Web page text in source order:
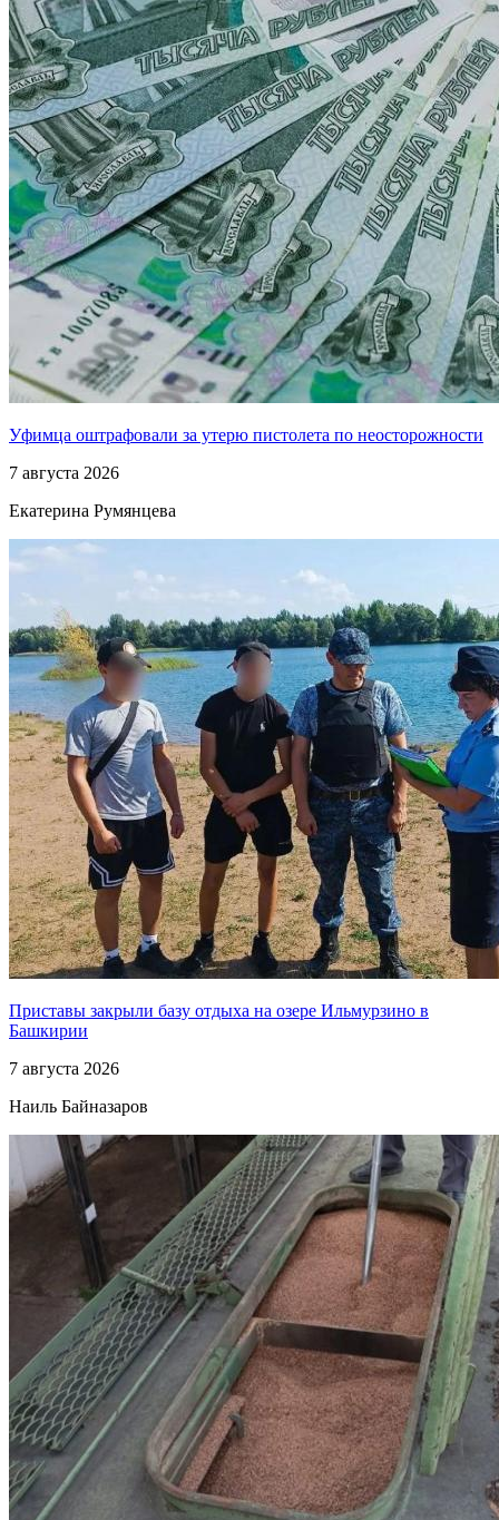
Уфимца оштрафовали за утерю пистолета по неосторожности
7 августа 2026
Екатерина Румянцева
Приставы закрыли базу отдыха на озере Ильмурзино в
Башкирии
7 августа 2026
Наиль Байназаров